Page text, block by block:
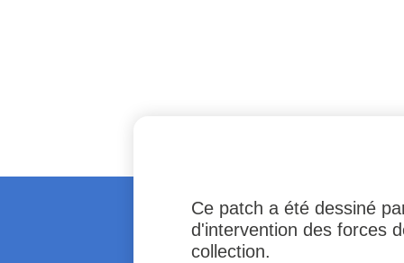
Ce patch a été dessiné
d'intervention des forces
collection.